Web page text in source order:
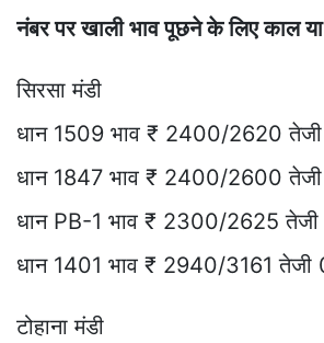
नंबर पर खाली भाव पूछने के लिए काल
सिरसा मंडी
धान 1509 भाव ₹ 2400/2620
धान 1847 भाव ₹ 2400/2600
धान PB-1 भाव ₹ 2300/2625
धान 1401 भाव ₹ 2940/3161 तेजी
टोहाना मंडी